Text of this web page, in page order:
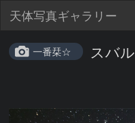
天体写真ギャラリー
一番栞☆ スバル